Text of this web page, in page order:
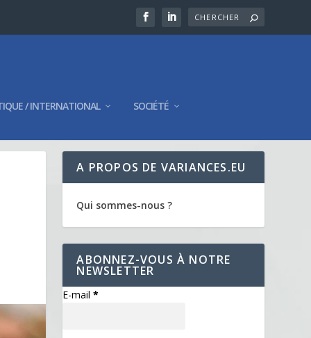
/ INTERNATIONAL SOCIÉTÉ
A PROPOS DE VARIANCES.EU
Qui sommes-nous ?
ABONNEZ-VOUS À NOTRE
NEWSLETTER
E-mail*